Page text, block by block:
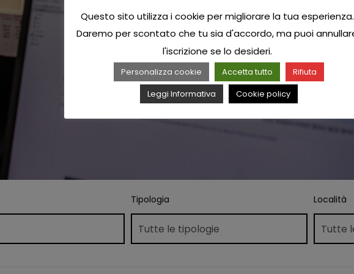
Tipologia Località
Questo sito utilizza i cookie per migliorare la tua esperienza.
Daremo per scontato che tu sia d'accordo, ma puoi
l'iscrizione se lo desideri.
Personalizza cookie Accetta tutto
Rifiuta
Leggi Informativa
Cookie policy